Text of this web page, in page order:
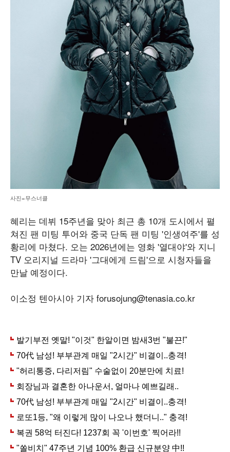
사진=무스너클
혜리는 데뷔 15주년을 맞아 최근 총 10개 도시에서 펼
쳐진 팬 미팅 투어와 중국 단독 팬 미팅 '인생여주'를 성
황리에 마쳤다. 오는 2026년에는 영화 '열대야'와 지니
TV 오리지널 드라마 '그대에게 드림'으로 시청자들을
만날 예정이다.
이소정 텐아시아 기자 forusojung@tenasia.co.kr